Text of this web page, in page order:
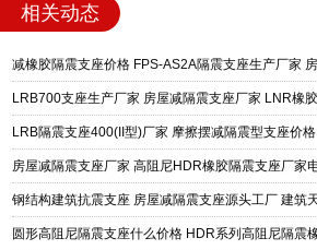
相关动态